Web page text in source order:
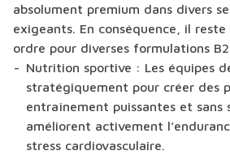
absolument premium dans divers
exigeants. En conséquence, il
ordre pour diverses formulations
Nutrition sportive : Les équipes
stratégiquement pour créer des
entraînement puissantes et sans
améliorent activement
stress cardiovasculaire.